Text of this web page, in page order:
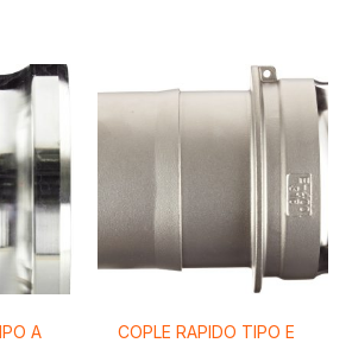
A
COPLE RAPIDO TIPO E